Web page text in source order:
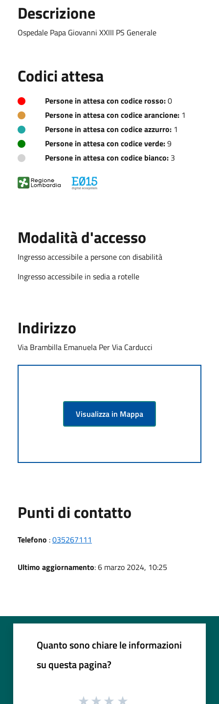
Descrizione
Ospedale Papa Giovanni XXIII PS Generale
Codici attesa
Persone in attesa con codice rosso:0
Persone in attesa con codice arancione: 1
Persone in attesa con codice azzurro: 1
Persone in attesa con codice verde:9
Persone in attesa con codice bianco: 3
Modalità d'accesso
Ingresso accessibile a persone con disabilità
Ingresso accessibile in sedia a rotelle
Indirizzo
Via Brambilla Emanuela Per Via Carducci
Visualizza in Mappa
Punti di contatto
Telefono :035267111
Ultimo aggiornamento: 6 marzo 2024, 10:25
Quanto sono chiare le informazioni
su questa pagina?